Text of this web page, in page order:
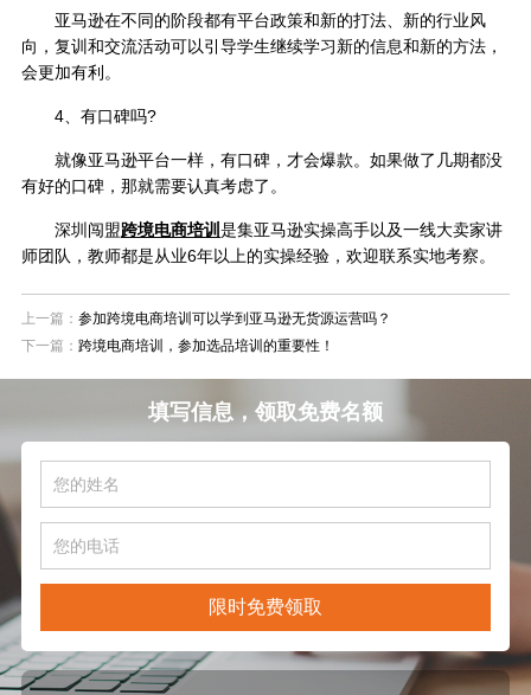
亚马逊在不同的阶段都有平台政策和新的打法、新的行业风
向，复训和交流活动可以引导学生继续学习新的信息和新的方法，
会更加有利。
4、有口碑吗?
就像亚马逊平台一样，有口碑，才会爆款。如果做了几期都没
有好的口碑，那就需要认真考虑了。
深圳闯盟跨境电商培训 是集亚马逊实操高手以及一线大卖家讲
师团队，教师都是从业6年以上的实操经验，欢迎联系实地考察。
上一篇： 参加跨境电商培训可以学到亚马逊无货源运营吗？
下一篇： 跨境电商培训，参加选品培训的重要性！
填写信息，领取免费名额
限时免费领取